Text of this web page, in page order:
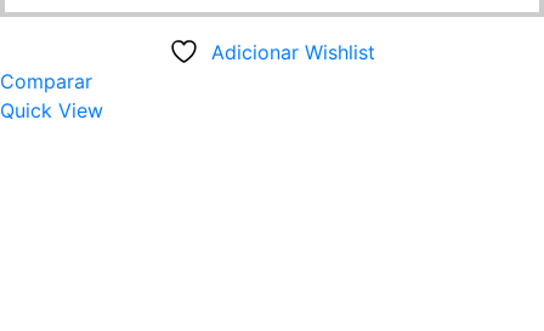
Adicionar Wishlist
Comparar
Quick View